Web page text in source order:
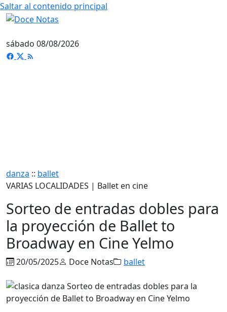
Saltar al contenido principal
sábado 08/08/2026
danza :: ballet
VARIAS LOCALIDADES | Ballet en cine
Sorteo de entradas dobles para
la proyección de Ballet to
Broadway en Cine Yelmo
20/05/2025 Doce Notas ballet